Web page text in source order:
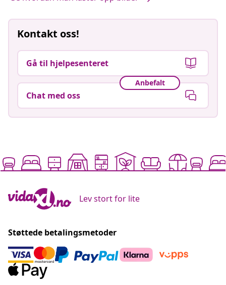
Kontakt oss!
Gå til hjelpesenteret
Anbefalt
Chat med oss
Lev stort for lite
Støttede betalingsmetoder